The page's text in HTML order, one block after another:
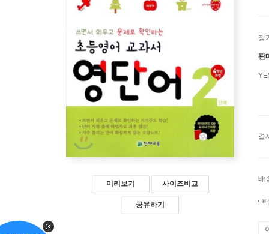
미리보기 사이즈비교
공유하기
정
판
결
배